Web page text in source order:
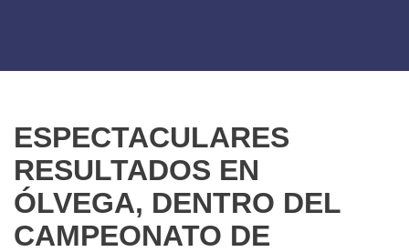
ESPECTACULARES
RESULTADOS EN
ÓLVEGA, DENTRO DEL
CAMPEONATO DE